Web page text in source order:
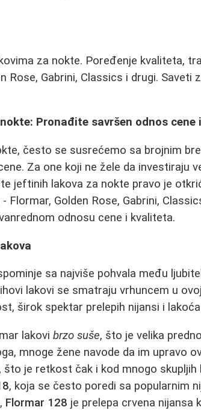
za nokte. Poređenje kvaliteta,
Rose, Gabrini, Classics i drugi. Saveti
Pronađite savršen odnos cene
često se susrećemo sa brojnim
Za one koji ne žele da investiraju
jeftinih lakova za nokte pravo je
Golden Rose, Gabrini,
odnosu cene i kvaliteta.
sa najviše pohvala među
lakovi se smatraju vrhuncem u
širok spektar prelepih nijansi i
lakovibrzo suše, što je velika
mnoge žene navode da im upravo
što je retkost čak i kod mnogo skupljih
, koja se često poredi sa popularnim
Flormar 128 je prelepa crvena nijansa